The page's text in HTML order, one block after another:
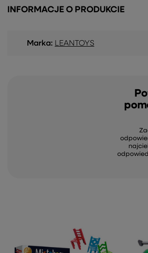
INFORMACJE O PRODUKCIE
Marka: LEANTOYS